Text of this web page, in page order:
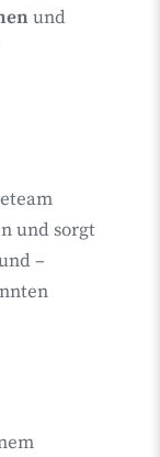
und
und sorgt
–